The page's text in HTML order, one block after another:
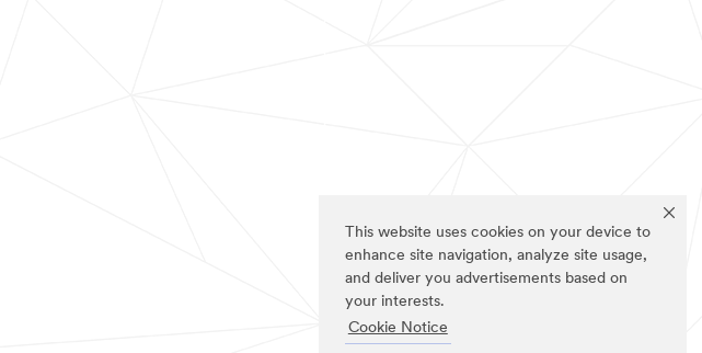
This website uses cookies on your device to
enhance site navigation, analyze site usage,
and deliver you advertisements based on
your interests.
Cookie Notice